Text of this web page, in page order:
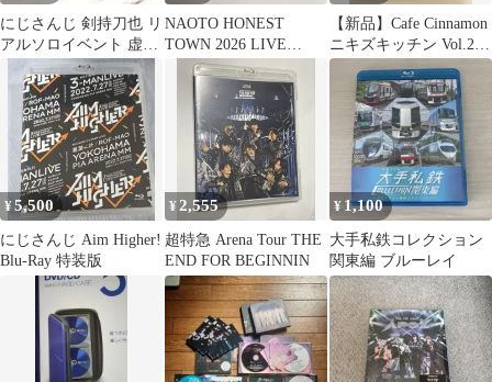
にじさんじ 剣持刀也 リ
アルソロイベント 虚空
集会 Blu-ray
NAOTO HONEST
TOWN 2026 LIVE
VIDEO
【新品】Cafe Cinnamon
ニキズキッチン Vol.2
Blu-ray
¥5,500
にじさんじ Aim Higher!
Blu-Ray 特装版
¥2,555
超特急 Arena Tour THE
END FOR BEGINNIN
¥ 1,100
大手私鉄コレクション
関東編 ブルーレイ